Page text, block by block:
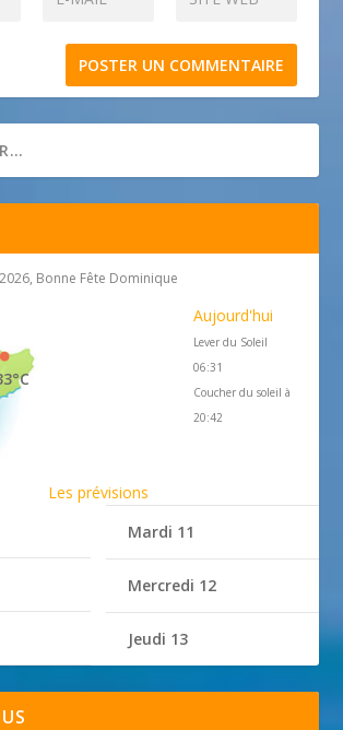
Bonne Fête Dominique
Aujourd'hui
Lever du Soleil
06:31
Coucher du soleil à
20:42
Les prévisions
Mardi 11
Mercredi 12
Jeudi 13